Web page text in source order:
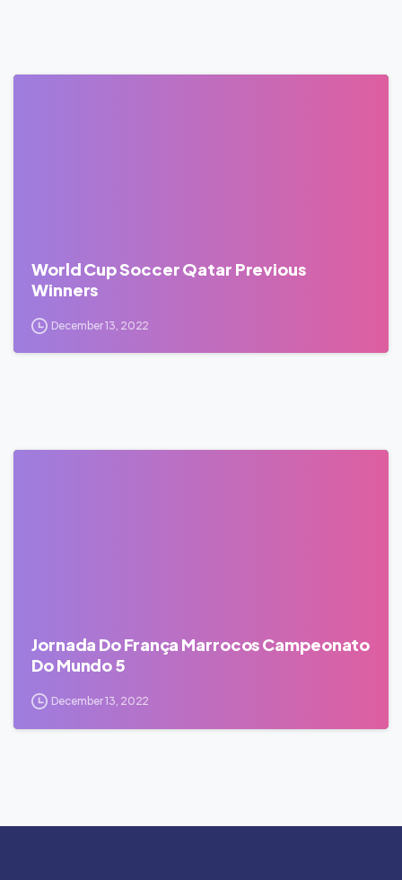
World Cup Soccer Qatar Previous
Winners
December 13, 2022
Jornada Do França Marrocos Campeonato
Do Mundo 5
December 13, 2022